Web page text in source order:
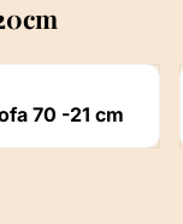
70 -21 cm